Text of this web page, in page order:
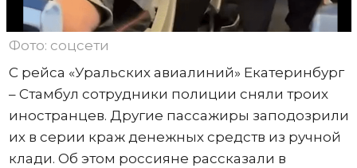
Фото: соцсети
С рейса «Уральских авиалиний» Екатеринбург
– Стамбул сотрудники полиции сняли троих
иностранцев. Другие пассажиры заподозрили
их в серии краж денежных средств из ручной
клади. Об этом россияне рассказали в